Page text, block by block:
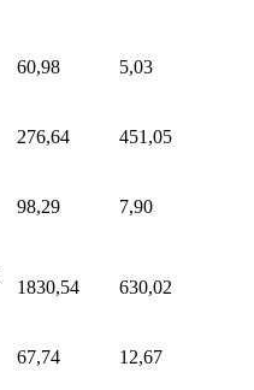
60,98 5,03
276,64
451,05
98,29 7,90
1830,54 630,02
67,74 12,67